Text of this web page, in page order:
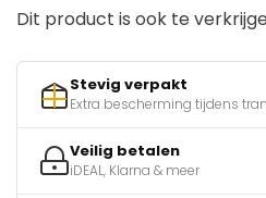
Dit product is ook te
Stevig verpakt
Extra bescherming tijdens
Veilig betalen
iDEAL, Klarna & meer